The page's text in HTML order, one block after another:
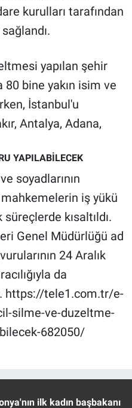
kurulları tarafından
yapılan şehir
bine yakın isim ve
İstanbul'u
Antalya, Adana,
YAPILABİLECEK
soyadlarının
iş yükü
kısaltıldı.
Genel Müdürlüğü ad
24 Aralık
da
https://tele1.com.tr/e-
silme-ve-duzeltme-
682050/
ilk kadın başbakanı